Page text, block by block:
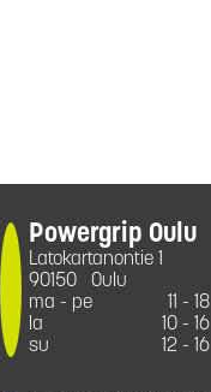
Powergrip Oulu
Latokartanontie 1
90150
Oulu
ma - pe
11 - 18
la
10 - 16
su
12 - 16